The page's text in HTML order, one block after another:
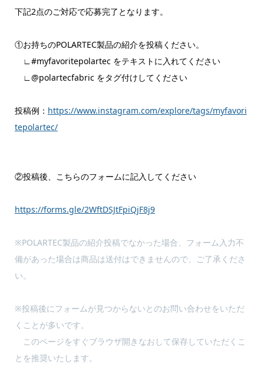
下記2点のご対応で応募完了となります。
①お持ちのPOLARTEC製品の紹介を投稿ください。
∟#myfavoritepolartec をテキストに入れてください
∟@polartecfabric をタグ付けしてください
投稿例： https://www.instagram.com/explore/tags/myfavori
tepolartec/
②投稿後、こちらのフォームに記入してください
https://forms.gle/2WftDSJtFpiQjF8j9
※POLARTEC製品の紹介投稿でなかった場合、フォーム入力不
備があった場合は商品は送付はできませんので、ご了承くださ
い。
※投稿後にフォームが見つからないとのお問い合わせをいただ
くことが多いです。
このページをすぐブラウザ開きなおして保存していただくこ
とを推奨いたします。